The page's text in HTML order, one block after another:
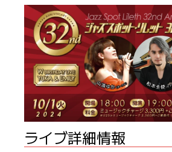
ライブ詳細情報